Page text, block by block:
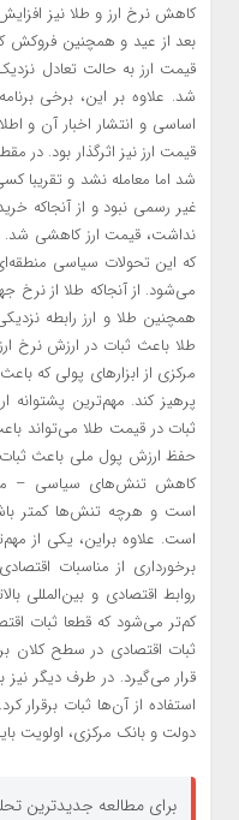
کاهش نرخ ارز و طلا نیز
بعد از عید و همچنین
قیمت ارز به حالت تعادل
شد. علاوه بر این، برخی
اساسی و انتشار اخبار آن و
شد اما معامله نشد و تقریبا
غیر رسمی نبود و از آنجاکه
نداشت، قیمت ارز کاهشی شد.
که این تحولات سیاسی
می‌شود. ‌از آنجاکه طلا از نرخ
همچنین طلا و ارز رابطه
طلا باعث ثبات در ارزش نرخ
مرکزی از ابزارهای پولی که
پرهیز کند. مهم‌ترین
ثبات در قیمت طلا می‌تواند
حفظ ارزش پول ملی باعث
کاهش تنش‌های سیاسی –
است و هرچه تنش‌ها کمتر
است. علاوه براین، یکی از
برخورداری از مناسبات
روابط اقتصادی و بین‌المللی
کم‌تر می‌شود که قطعا ثبات
ثبات اقتصادی در سطح کلان
قرار می‌گیرد. در طرف دیگر
استفاده از آن‌ها ثبات برقرار
دولت و بانک مرکزی، اولویت
برای مطالعه جدیدترین